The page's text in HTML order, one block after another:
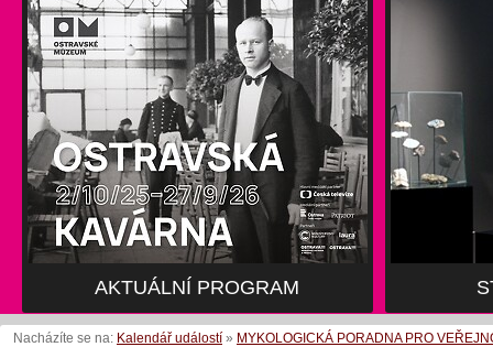
AKTUÁLNÍ PROGRAM
Nacházíte se na: Kalendář událostí » MYKOLOGICKÁ PORADNA PRO